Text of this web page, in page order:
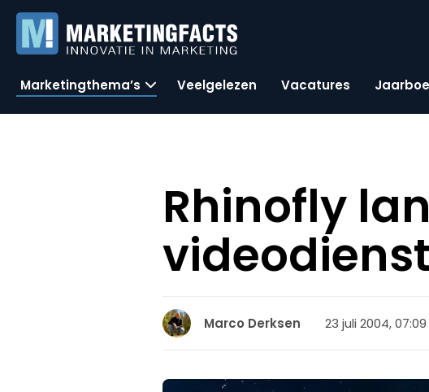
Marketingthema’s Veelgelezen Vacatures
Rhinofly
Marco Derksen 23 juli 2004, 07:09